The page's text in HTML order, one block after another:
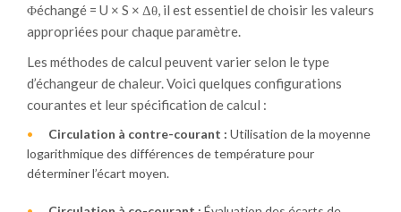
Φéchangé = U × S × Δθ, il est essentiel de choisir les valeurs
appropriées pour chaque paramètre.
Les méthodes de calcul peuvent varier selon le type
d’échangeur de chaleur. Voici quelques configurations
courantes et leur spécification de calcul :
Circulation à contre-courant : Utilisation de la moyenne
logarithmique des différences de température pour
déterminer l’écart moyen.